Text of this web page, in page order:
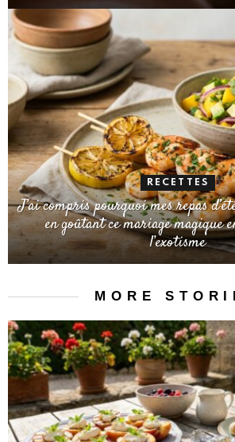
RECETTES
J’ai compris pourquoi mes repas
en goûtant ce mariage magique
l’exotisme
MORE